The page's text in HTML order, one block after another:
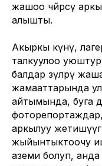
жашоо чөйрөсү
алышты.
Акыркы күнү,
талкуулоо
балдар өзүлөрү
жамааттарында
айтымында, буга
аркылуу
жыйынтыктоочу
аземи болуп,